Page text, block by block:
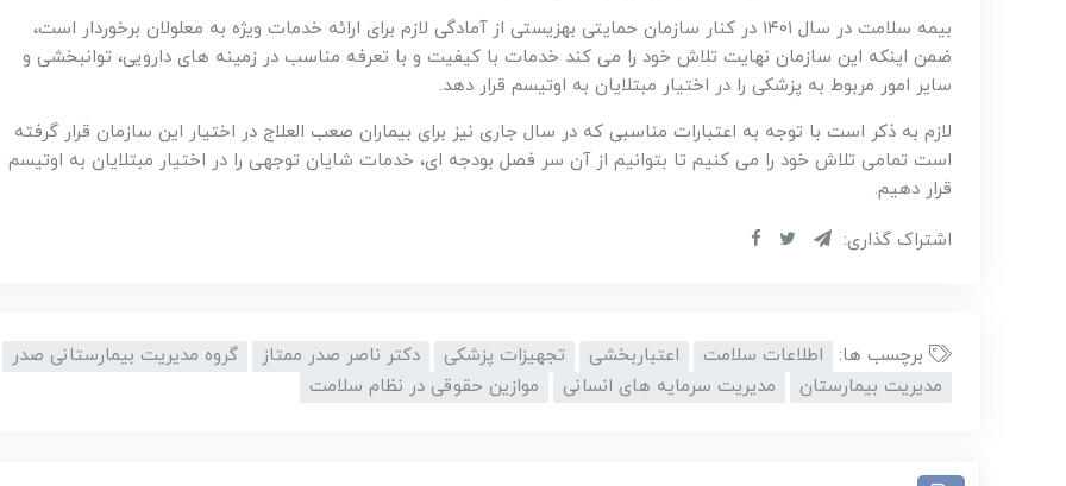
بیمه سلامت در سال ۱۴۰۱ در کنار سازمان حمایتی بهزیستی از آمادگی لازم برای ارائه خدمات ویژه به معلولان برخوردار است،
ضمن اینکه این سازمان نهایت تلاش خود را می کند خدمات با کیفیت و با تعرفه مناسب در زمینه های دارویی، توانبخشی و
سایر امور مربوط به پزشکی را در اختیار مبتلایان به اوتیسم قرار دهد.
لازم به ذکر است با توجه به اعتبارات مناسبی که در سال جاری نیز برای بیماران صعب العلاج در اختیار این سازمان قرار گرفته
است تمامی تلاش خود را می کنیم تا بتوانیم از آن سر فصل بودجه ای، خدمات شایان توجهی را در اختیار مبتلایان به اوتیسم
قرار دهیم.
اشتراک گذاری:
برچسب ها: اطلاعات سلامت اعتباربخشی تجهیزات پزشکی دکتر ناصر صدر ممتاز
گروه مدیریت بیمارستانی صدر
مدیریت بیمارستان
مدیریت سرمایه های انسانی موازین حقوقی در نظام سلامت